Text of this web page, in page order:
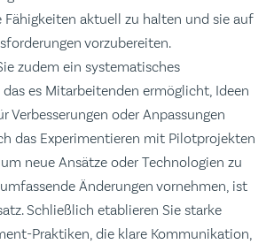
Fähigkeiten aktuell zu halten und sie auf
vorzubereiten.
zudem ein systematisches
das es Mitarbeitenden ermöglicht, Ideen
Verbesserungen oder Anpassungen
das Experimentieren mit Pilotprojekten
neue Ansätze oder Technologien zu
Änderungen vornehmen, ist
Schließlich etablieren Sie starke
Praktiken, die klare Kommunikation,